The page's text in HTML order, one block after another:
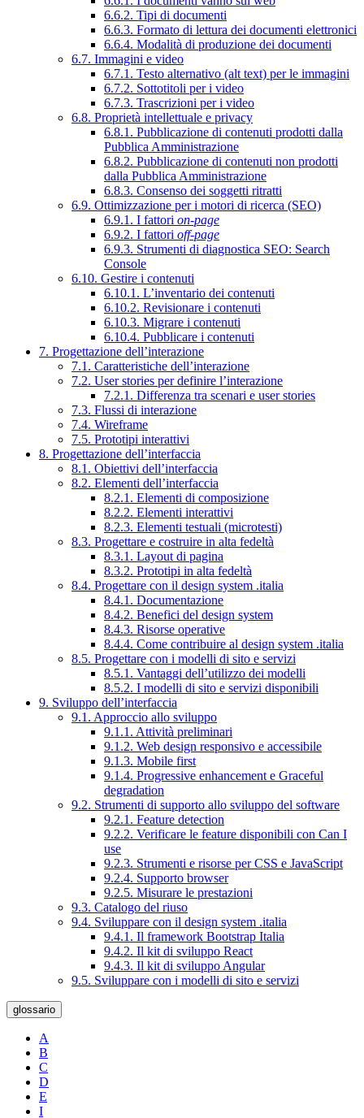
6.6.2. Tipi di documenti
6.6.3. Formato di lettura dei documenti elettronici
6.6.4. Modalità di produzione dei documenti
6.7. Immagini e video
6.7.1. Testo alternativo (alt text) per le immagini
6.7.2. Sottotitoli per i video
6.7.3. Trascrizioni per i video
6.8. Proprietà intellettuale e privacy
6.8.1. Pubblicazione di contenuti prodotti dalla
Pubblica Amministrazione
6.8.2. Pubblicazione di contenuti non prodotti
dalla Pubblica Amministrazione
6.8.3. Consenso dei soggetti ritratti
6.9. Ottimizzazione per i motori di ricerca (SEO)
6.9.1. I fattori on-page
6.9.2. I fattori off-page
6.9.3. Strumenti di diagnostica SEO: Search
Console
6.10. Gestire i contenuti
6.10.1. L’inventario dei contenuti
6.10.2. Revisionare i contenuti
6.10.3. Migrare i contenuti
6.10.4. Pubblicare i contenuti
7. Progettazione dell’interazione
7.1. Caratteristiche dell’interazione
7.2. User stories per definire l’interazione
7.2.1. Differenza tra scenari e user stories
7.3. Flussi di interazione
7.4. Wireframe
7.5. Prototipi interattivi
8. Progettazione dell’interfaccia
8.1. Obiettivi dell’interfaccia
8.2. Elementi dell’interfaccia
8.2.1. Elementi di composizione
8.2.2. Elementi interattivi
8.2.3. Elementi testuali (microtesti)
8.3. Progettare e costruire in alta fedeltà
8.3.1. Layout di pagina
8.3.2. Prototipi in alta fedeltà
8.4. Progettare con il design system .italia
8.4.1. Documentazione
8.4.2. Benefici del design system
8.4.3. Risorse operative
8.4.4. Come contribuire al design system .italia
8.5. Progettare con i modelli di sito e servizi
8.5.1. Vantaggi dell’utilizzo dei modelli
8.5.2. I modelli di sito e servizi disponibili
9. Sviluppo dell’interfaccia
9.1. Approccio allo sviluppo
9.1.1. Attività preliminari
9.1.2. Web design responsivo e accessibile
9.1.3. Mobile first
9.1.4. Progressive enhancement e Graceful
degradation
9.2. Strumenti di supporto allo sviluppo del software
9.2.1. Feature detection
9.2.2. Verificare le feature disponibili con Can I
use
9.2.3. Strumenti e risorse per CSS e JavaScript
9.2.4. Supporto browser
9.2.5. Misurare le prestazioni
9.3. Catalogo del riuso
9.4. Sviluppare con il design system .italia
9.4.1. Il framework Bootstrap Italia
9.4.2. Il kit di sviluppo React
9.4.3. Il kit di sviluppo Angular
9.5. Sviluppare con i modelli di sito e servizi
glossario
A
B
C
D
E
I